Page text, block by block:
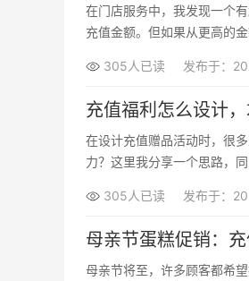
在门店服务中，我发现一个
充值金额。但如果从更高的
305人已读 发布于：
充值福利怎么设计，
在设计充值赠品活动时，很
力？这里我分享一个思路，
305人已读 发布于：
母亲节蛋糕促销：
母亲节将至，许多顾客都希